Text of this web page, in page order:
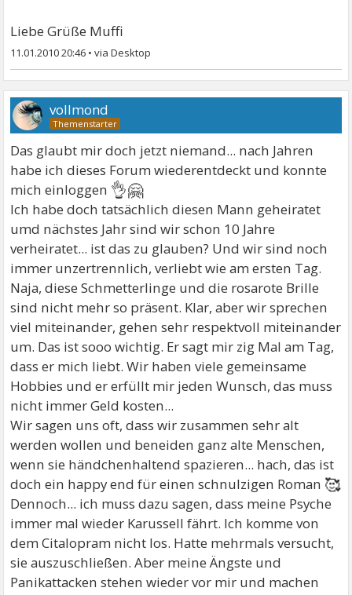
Liebe Grüße Muffi
11.01.2010 20:46 •
vollmond
Das glaubt mir doch jetzt niemand... nach Jahren
habe ich dieses Forum wiederentdeckt und konnte
mich einloggen 👌🤗
Ich habe doch tatsächlich diesen Mann geheiratet
umd nächstes Jahr sind wir schon 10 Jahre
verheiratet... ist das zu glauben? Und wir sind noch
immer unzertrennlich, verliebt wie am ersten Tag.
Naja, diese Schmetterlinge und die rosarote Brille
sind nicht mehr so präsent. Klar, aber wir sprechen
viel miteinander, gehen sehr respektvoll miteinander
um. Das ist sooo wichtig. Er sagt mir zig Mal am Tag,
dass er mich liebt. Wir haben viele gemeinsame
Hobbies und er erfüllt mir jeden Wunsch, das muss
nicht immer Geld kosten...
Wir sagen uns oft, dass wir zusammen sehr alt
werden wollen und beneiden ganz alte Menschen,
wenn sie händchenhaltend spazieren... hach, das ist
doch ein happy end für einen schnulzigen Roman 🥰
Dennoch... ich muss dazu sagen, dass meine Psyche
immer mal wieder Karussell fährt. Ich komme von
dem Citalopram nicht los. Hatte mehrmals versucht,
sie auszuschließen. Aber meine Ängste und
Panikattacken stehen wieder vor mir und machen